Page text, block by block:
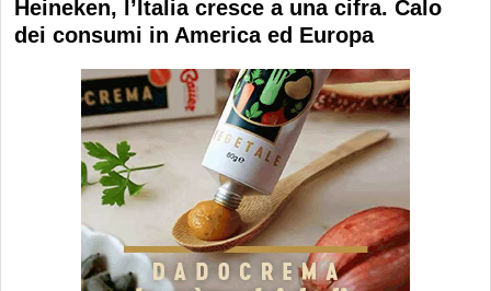
Heineken, l’Italia cresce a una cifra. Calo
dei consumi in America ed Europa